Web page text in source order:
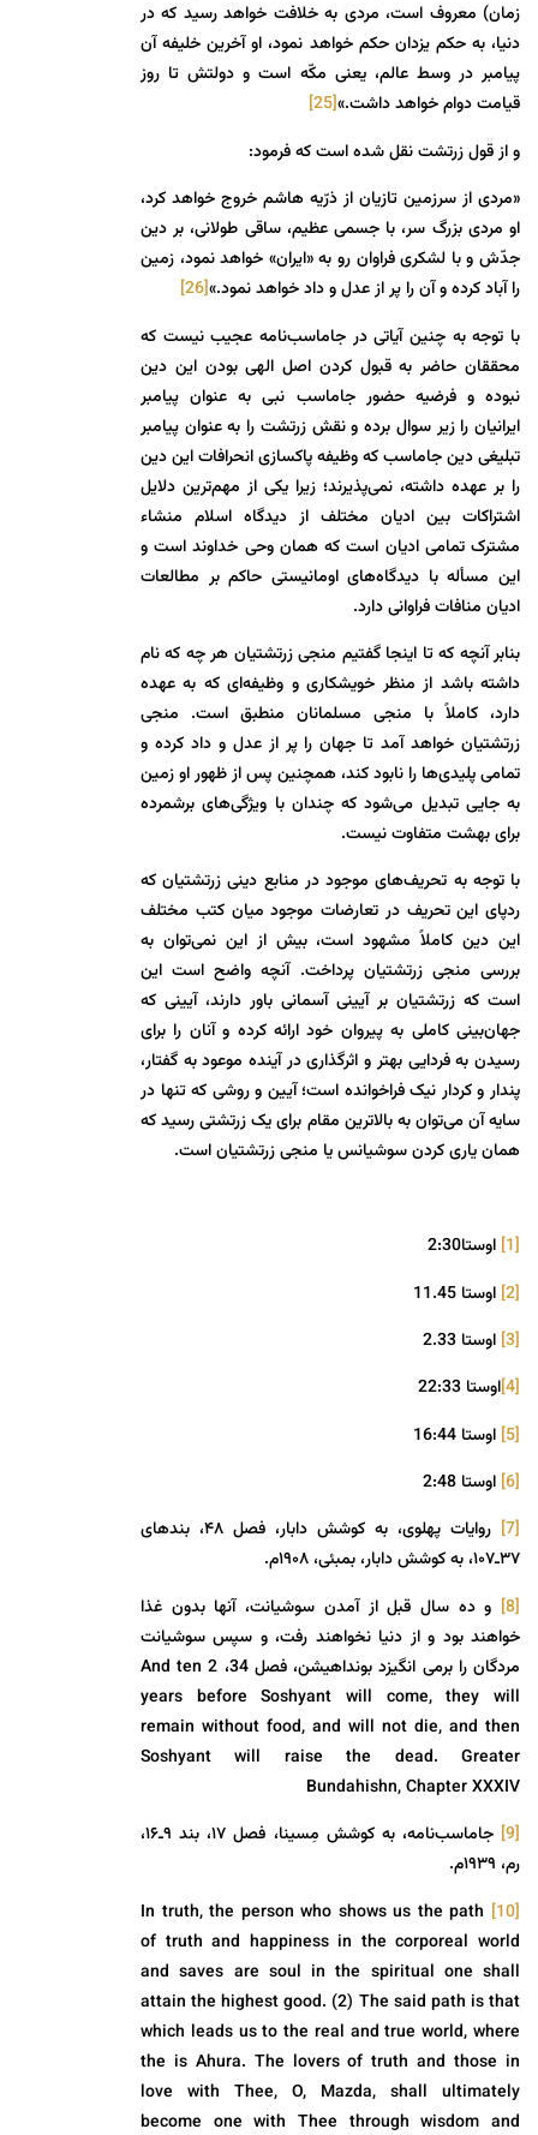
زمان) معروف است، مردی به خلافت خواهد رسید که در
دنیا، به حکم یزدان حکم خواهد نمود، او آخرین خلیفه آن
پیامبر در وسط عالم، یعنی مکّه است و دولتش تا روز
قیامت دوام خواهد داشت.»[25]
و از قول زرتشت نقل شده است که فرمود:
«مردی از سرزمین تازیان از ذرّیه هاشم خروج خواهد کرد،
او مردی بزرگ سر، با جسمی عظیم، ساقی طولانی، بر دین
جدّش و با لشکری فراوان رو به «ایران» خواهد نمود، زمین
را آباد کرده و آن را پر از عدل و داد خواهد نمود.»[26]
با توجه به چنین آیاتی در جاماسب‌نامه عجیب نیست که
محققان حاضر به قبول کردن اصل الهی بودن این دین
نبوده‌ و فرضیه حضور جاماسب نبی به عنوان پیامبر
ایرانیان را زیر سوال برده و نقش زرتشت را به عنوان پیامبر
تبلیغی دین جاماسب که وظیفه پاکسازی انحرافات این دین
را بر عهده داشته، نمی‌پذیرند؛ زیرا یکی از مهم‌ترین دلایل
اشتراکات بین ادیان مختلف از دیدگاه اسلام منشاء
مشترک تمامی ادیان است که همان وحی خداوند است و
این مسأله با دیدگاه‌های اومانیستی حاکم بر مطالعات
ادیان منافات فراوانی دارد.
بنابر آنچه که تا اینجا گفتیم منجی زرتشتیان هر چه که نام
داشته باشد از منظر خویشکاری و وظیفه‌ای که به عهده
دارد، کاملاً با منجی مسلمانان منطبق است. منجی
زرتشتیان خواهد آمد تا جهان را پر از عدل و داد کرده و
تمامی پلیدی‌ها را نابود کند، همچنین پس از ظهور او زمین
به جایی تبدیل می‌شود که چندان با ویژگی‌های برشمرده
برای بهشت متفاوت نیست.
با توجه به تحریف‌های موجود در منابع دینی زرتشتیان که
ردپای این تحریف در تعارضات موجود میان کتب مختلف
این دین کاملاً مشهود است، بیش از این نمی‌توان به
بررسی منجی زرتشتیان پرداخت. آنچه واضح است این
است که زرتشتیان بر آیینی آسمانی باور دارند، آیینی که
جهان‌بینی کاملی به پیروان خود ارائه کرده و آنان را برای
رسیدن به فردایی بهتر و اثرگذاری در آینده موعود به گفتار،
پندار و کردار نیک فراخوانده است؛ آیین و روشی که تنها در
سایه آن می‌توان به بالاترین مقام برای یک زرتشتی رسید که
همان یاری کردن سوشیانس یا منجی زرتشتیان است.
[1]
اوستا2:30
[2]
اوستا 11.45
[3]
اوستا 2.33
[4] اوستا 22:33
[5]
اوستا 16:44
[6]
اوستا 2:48
[7]
روایات پهلوی، به کوشش دابار، فصل ۴۸، بندهای
۳۷ـ۱۰۷، به کوشش دابار، بمبئی، ۱۹۰۸م.
[8]
و ده سال قبل از آمدن سوشیانت، آنها بدون غذا
خواهند بود و از دنیا نخواهند رفت، و سپس سوشیانت
مردگان را برمی انگیزد بونداهیشن، فصل 34، 2 And ten
years before Soshyant will come, they will
remain without food, and will not die, and then
Soshyant will raise the dead. Greater
Bundahishn, Chapter XXXIV
[9]
جاماسب‌نامه، به كوشش مِسینا، فصل ۱۷، بند ۹ـ۱۶،
رم، ۱۹۳۹م.
[10]
In truth, the person who shows us the path
of truth and happiness in the corporeal world
and saves are soul in the spiritual one shall
attain the highest good. (2) The said path is that
which leads us to the real and true world, where
the is Ahura. The lovers of truth and those in
love with Thee, O, Mazda, shall ultimately
become one with Thee through wisdom and